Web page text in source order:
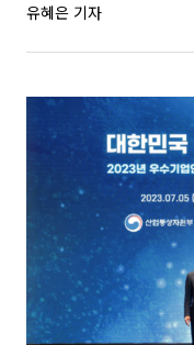
유혜은 기자